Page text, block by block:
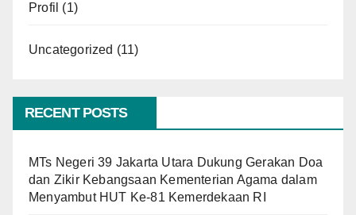
Profil (1)
Uncategorized (11)
RECENT POSTS
MTs Negeri 39 Jakarta Utara Dukung Gerakan Doa
dan Zikir Kebangsaan Kementerian Agama dalam
Menyambut HUT Ke-81 Kemerdekaan RI